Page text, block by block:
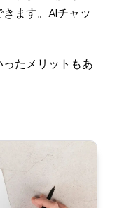
ます。AIチャッ
たメリットもあ